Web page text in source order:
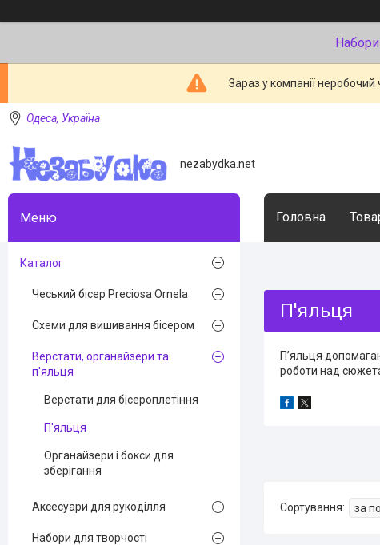
Зараз у компанії
Одеса, Україна
nezabydka.net
Головна
П'яльця
Пʼяльця
роботи над
Каталог
Чеський бісер Preciosa Ornela
Схеми для вишивання бісером
Верстати, органайзери та
п'яльця
Верстати для бісероплетіння
П'яльця
Органайзери і бокси для
зберігання
Аксесуари для рукоділля
Набори для творчості